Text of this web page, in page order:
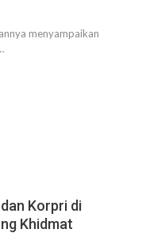
menyampaikan
Korpri di
Khidmat